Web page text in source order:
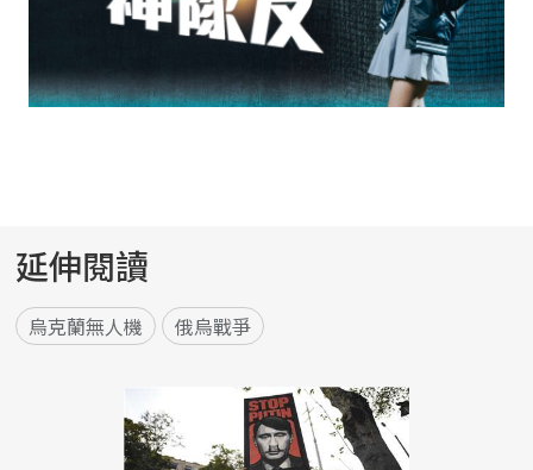
延伸閱讀
烏克蘭無人機 俄烏戰爭